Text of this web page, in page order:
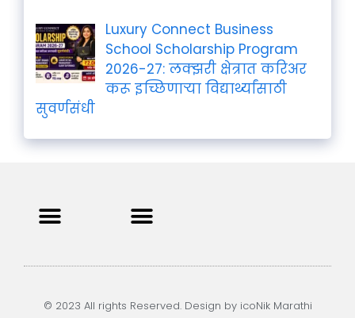
Luxury Connect Business
School Scholarship Program
2026-27: लक्झरी क्षेत्रात करिअर
करू इच्छिणाऱ्या विद्यार्थ्यांसाठी
सुवर्णसंधी
© 2023 All rights Reserved. Design by icoNik Marathi